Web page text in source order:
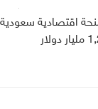
اقتصادية
دولار